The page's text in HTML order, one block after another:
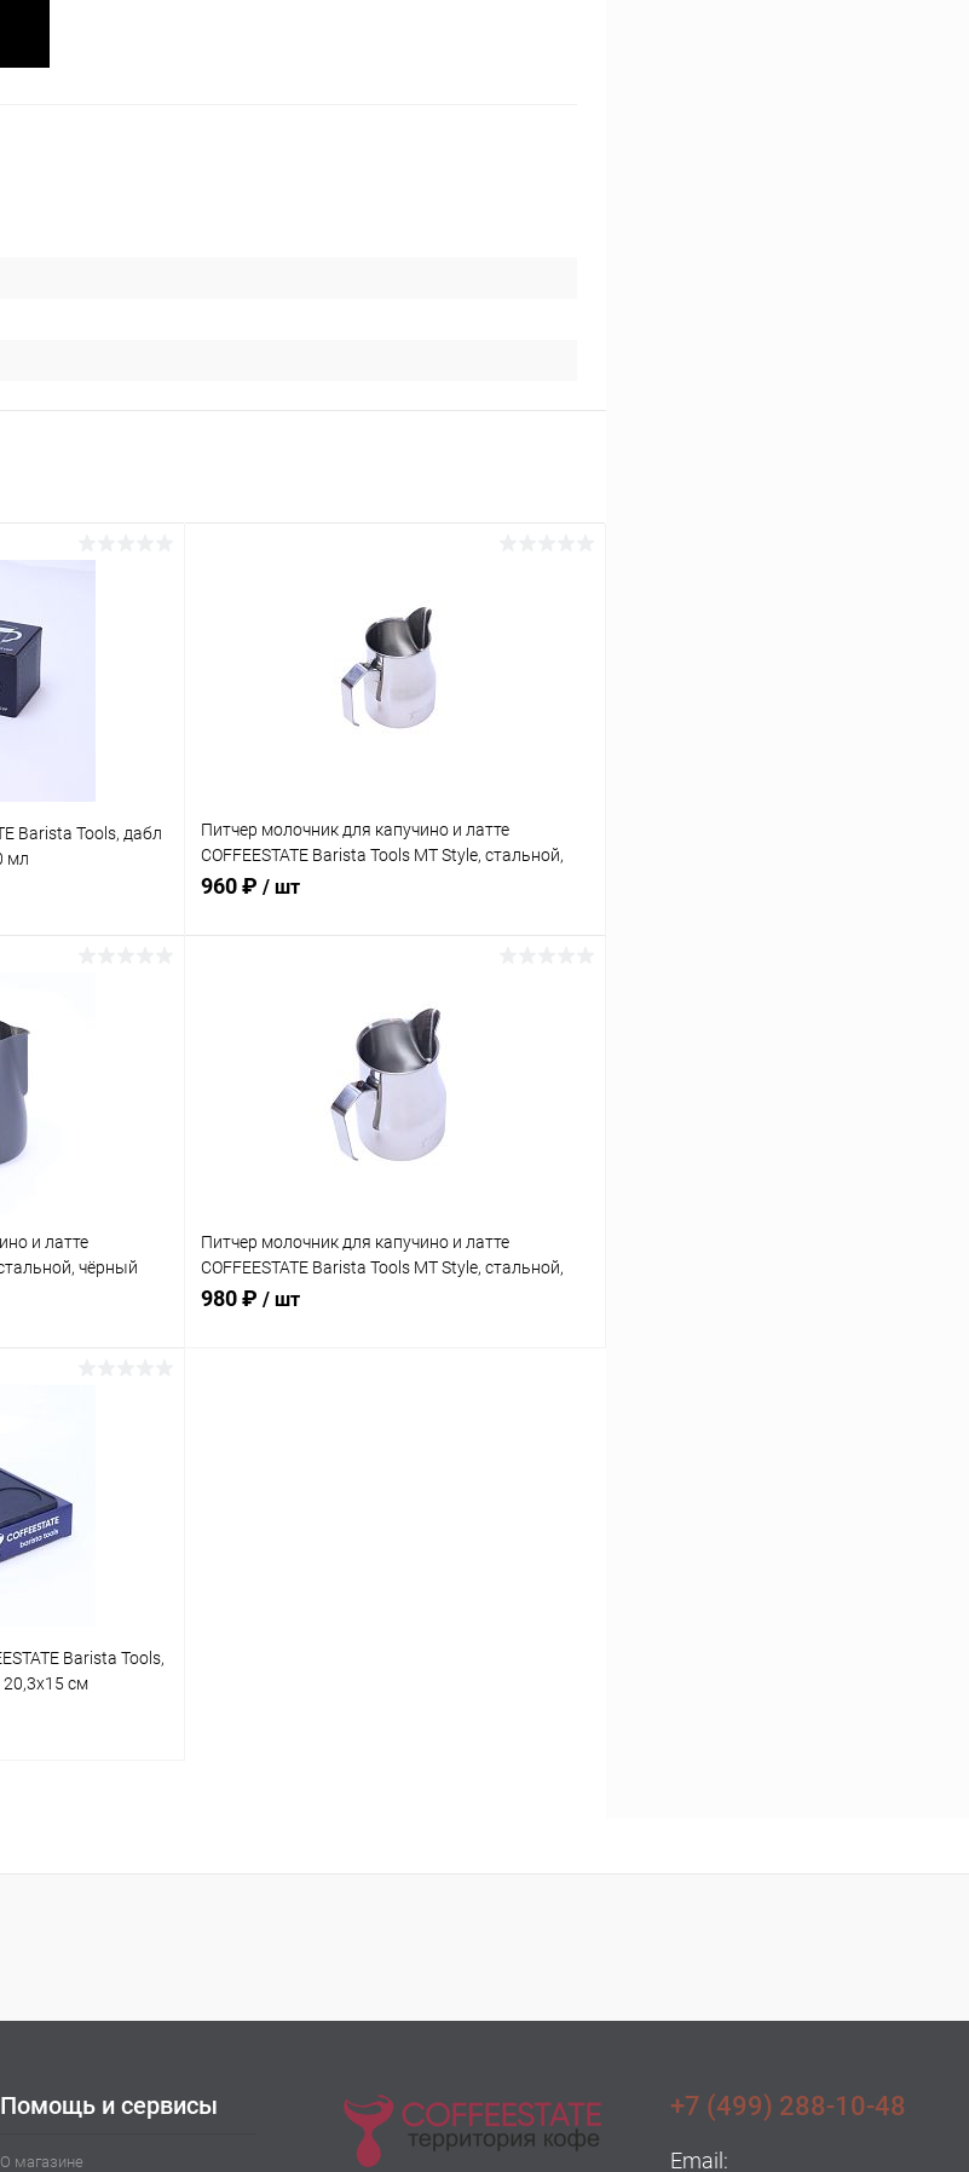
Barista Tools, дабл
мл
В наличии
Питчер молочник для капучино и латте
COFFEESTATE Barista Tools MT Style, стальной,
объём 350 мл
960 ₽ / шт
В наличии
и латте
чёрный
В наличии
Питчер молочник для капучино и латте
COFFEESTATE Barista Tools MT Style, стальной,
объём 450 мл
980 ₽ / шт
Barista Tools,
см
К сравнению
Помощь и сервисы
О магазине
+7 (499) 288-10-48
Email: